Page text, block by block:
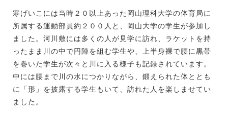
寒げいこには当時２０以上あった岡山理科大学の体育局に
所属する運動部員約２００人と、岡山大学の学生が参加し
ました。河川敷には多くの人が見学に訪れ、ラケットを持
ったまま川の中で円陣を組む学生や、上半身裸で腰に黒帯
を巻いた学生が次々と川に入る様子も記録されています。
中には腰まで川の水につかりながら、鍛えられた体ととも
に「形」を披露する学生もいて、訪れた人を楽しませてい
ました。